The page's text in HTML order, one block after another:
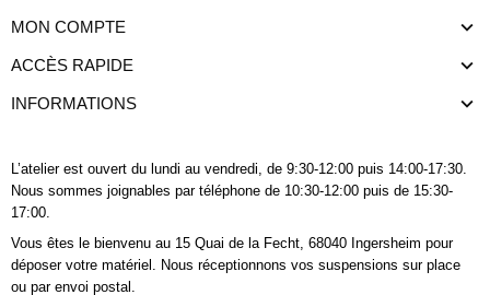
MON COMPTE
ACCÈS RAPIDE
INFORMATIONS
L’atelier est ouvert du lundi au vendredi, de 9:30-12:00 puis 14:00-17:30.
Nous sommes joignables par téléphone de 10:30-12:00 puis de 15:30-
17:00.
Vous êtes le bienvenu au 15 Quai de la Fecht, 68040 Ingersheim pour
déposer votre matériel. Nous réceptionnons vos suspensions sur place
ou par envoi postal.